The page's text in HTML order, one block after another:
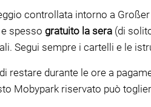
controllata intorno a
spesso gratuito la sera (di
Segui sempre i cartelli e le
restare durante le ore a
Mobypark riservato può